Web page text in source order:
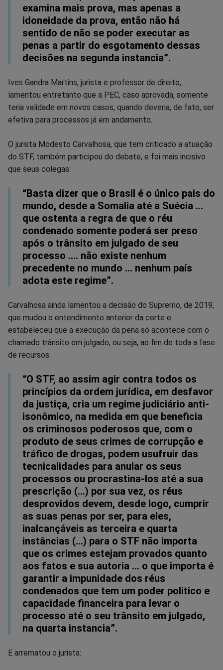
examina mais prova, mas apenas a
idoneidade da prova, então não há
sentido de não se poder executar as
penas a partir do esgotamento dessas
decisões na segunda instancia”.
Ives Gandra Martins, jurista e professor de direito,
lamentou entretanto que a PEC, caso aprovada, somente
teria validade em novos casos, quando deveria, de fato, ser
efetiva para processos já em andamento.
O jurista Modesto Carvalhosa, que tem criticado a atuação
do STF, também participou do debate, e foi mais incisivo
que seus colegas:
“Basta dizer que o Brasil é o único pais do
mundo, desde a Somalia até a Suécia …
que ostenta a regra de que o réu
condenado somente poderá ser preso
após o trânsito em julgado de seu
processo …. não existe nenhum
precedente no mundo … nenhum país
adota este regime”.
Carvalhosa ainda lamentou a decisão do Supremo, de 2019,
que mudou o entendimento anterior da corte e
estabeleceu que a execução da pena só acontece com o
chamado trânsito em julgado, ou seja, ao fim de toda a fase
de recursos.
“O STF, ao assim agir contra todos os
princípios da ordem jurídica, em desfavor
da justiça, cria um regime judiciário anti-
isonômico, na medida em que beneficia
os criminosos poderosos que, com o
produto de seus crimes de corrupção e
tráfico de drogas, podem usufruir das
tecnicalidades para anular os seus
processos ou procrastina-los até a sua
prescrição (…) por sua vez, os réus
desprovidos devem, desde logo, cumprir
as suas penas por ser, para eles,
inalcançáveis as terceira e quarta
instâncias (…) para o STF não importa
que os crimes estejam provados quanto
aos fatos e sua autoria … o que importa é
garantir a impunidade dos réus
condenados que tem um poder politico e
capacidade financeira para levar o
processo até o seu trânsito em julgado,
na quarta instancia”.
E arrematou o jurista: